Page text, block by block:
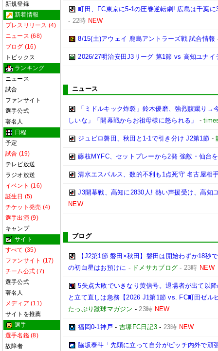
新規登録
新着情報
プレスリリース (4)
ニュース (68)
ブログ (16)
トピックス
ランキング
ニュース
試合
ファンサイト
選手公式
著名人
日程
予定
試合 (19)
テレビ放送
ラジオ放送
イベント (16)
誕生日 (5)
チケット発売 (4)
選手出演 (9)
キャンプ
サイト
すべて (35)
ファンサイト (17)
チーム公式 (7)
選手公式
著名人
メディア (11)
サイトを推薦
選手
選手名鑑 (8)
故障者
町田、FC東京に5-1の圧巻逆転劇! 広島は千葉
- 22時 NEW
8/15(土)アウェイ 鹿島アントラーズ戦 試合情報
2026/27明治安田J3リーグ 第1節 vs 高知ユナイ
ニュース
「ミドルキック炸裂」鈴木優磨、強烈腹蹴り
しいな」「開幕戦からお祖母様に怒られる」
-
ジュビロ磐田、秋田と1-1で引き分け J2第1節 -
藤枝MYFC、セットプレーから2発 強敵・仙台
清水エスパルス、数的不利も1点死守 名古屋相
J3開幕戦、高知に2830人! 熱い声援受け、高知
NEW
ブログ
【J2第1節 磐田×秋田】磐田は開始わずか18秒
の初白星はお預けに - ドメサカブログ - 23時 NEW
5失点大敗でいきなり黄信号。退場者が出て以
と立て直しは急務【2026 J1第1節 vs. FC町田ゼル
たっぷり蹴球マガジン -23時 NEW
福岡0-1神戸 - 吉塚FC日記3- 23時 NEW
脇坂泰斗「先頭に立って自分がピッチ内外で